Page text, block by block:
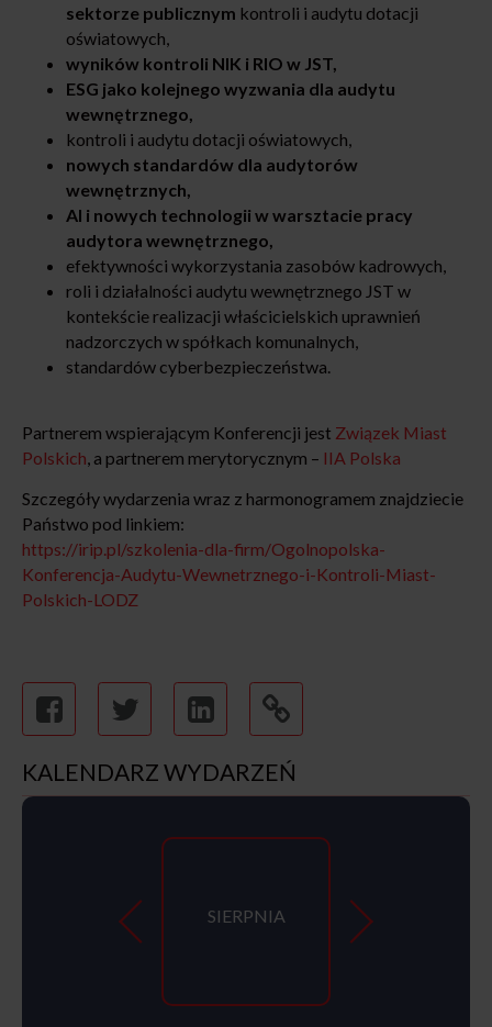
sektorze publicznym kontroli i audytu dotacji
oświatowych,
wyników kontroli NIK i RIO w JST,
ESG jako kolejnego wyzwania dla audytu
wewnętrznego,
kontroli i audytu dotacji oświatowych,
nowych standardów dla audytorów
wewnętrznych,
AI i nowych technologii w warsztacie pracy
audytora wewnętrznego,
efektywności wykorzystania zasobów kadrowych,
roli i działalności audytu wewnętrznego JST w
kontekście realizacji właścicielskich uprawnień
nadzorczych w spółkach komunalnych,
standardów cyberbezpieczeństwa.
Partnerem wspierającym Konferencji jest Związek Miast
Polskich, a partnerem merytorycznym – IIA Polska
Szczegóły wydarzenia wraz z harmonogramem znajdziecie
Państwo pod linkiem:
https://irip.pl/szkolenia-dla-firm/Ogolnopolska-
Konferencja-Audytu-Wewnetrznego-i-Kontroli-Miast-
Polskich-LODZ
KALENDARZ WYDARZEŃ
SIERPNIA